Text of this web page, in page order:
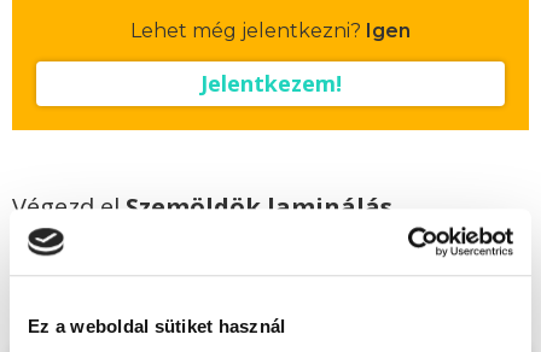
Ez a weboldal sütiket használ
Lehet még jelentkezni? Igen
Jelentkezem!
Végezd el Szemöldök laminálás
tanfolyam + szempilla lifting és
szemöldök henna - Gyöngyös